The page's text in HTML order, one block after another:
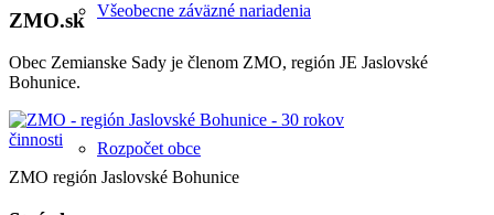
Všeobecne záväzné nariadenia
Rozpočet obce
ZMO.sk
Obec Zemianske Sady je členom ZMO, región JE Jaslovské
Bohunice.
ZMO región Jaslovské Bohunice